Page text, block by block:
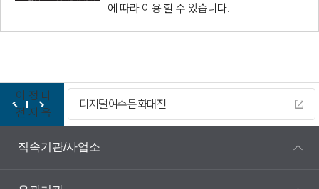
에 따라 이용 할 수 있습니다.
이
전
정
지
다
음
디지털여수문화대전
직속기관/사업소